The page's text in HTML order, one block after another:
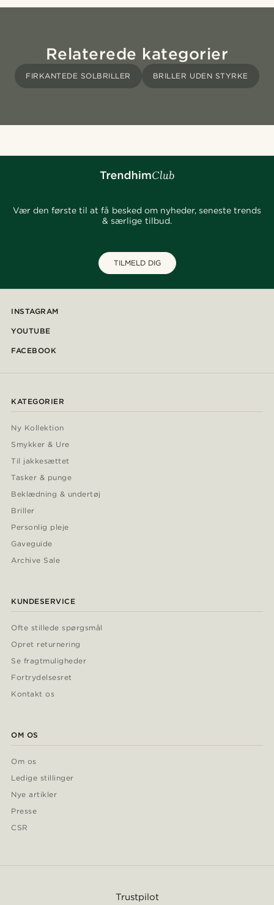
Relaterede kategorier
FIRKANTEDE SOLBRILLER BRILLER UDEN STYRKE
Vær den første til at få besked om nyheder, seneste trends
& særlige tilbud.
TILMELD DIG
INSTAGRAM
YOUTUBE
FACEBOOK
KATEGORIER
Ny Kollektion
Smykker & Ure
Til jakkesættet
Tasker & punge
Beklædning & undertøj
Briller
Personlig pleje
Gaveguide
Archive Sale
KUNDESERVICE
Ofte stillede spørgsmål
Opret returnering
Se fragtmuligheder
Fortrydelsesret
Kontakt os
OM OS
Om os
Ledige stillinger
Nye artikler
Presse
CSR
Trustpilot